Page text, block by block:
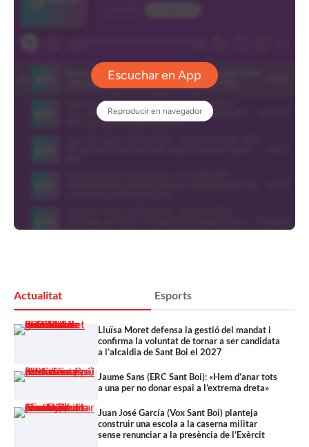
Actualitat Esports
Lluïsa Moret defensa la gestió del mandat i
confirma la voluntat de tornar a ser candidata
a l’alcaldia de Sant Boi el 2027
Jaume Sans (ERC Sant Boi): «Hem d’anar tots
a una per no donar espai a l’extrema dreta»
Juan José García (Vox Sant Boi) planteja
construir una escola a la caserna militar
sense renunciar a la presència de l’Exèrcit